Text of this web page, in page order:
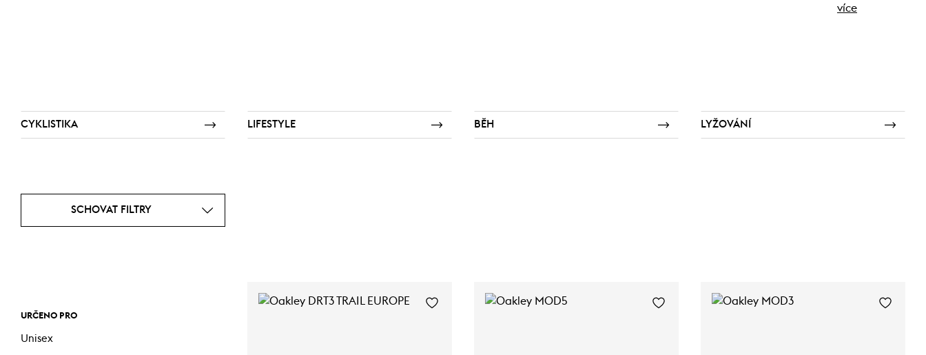
více
CYKLISTIKA LIFESTYLE BĚH LYŽOVÁNÍ
SCHOVAT FILTRY
URČENO PRO
Unisex